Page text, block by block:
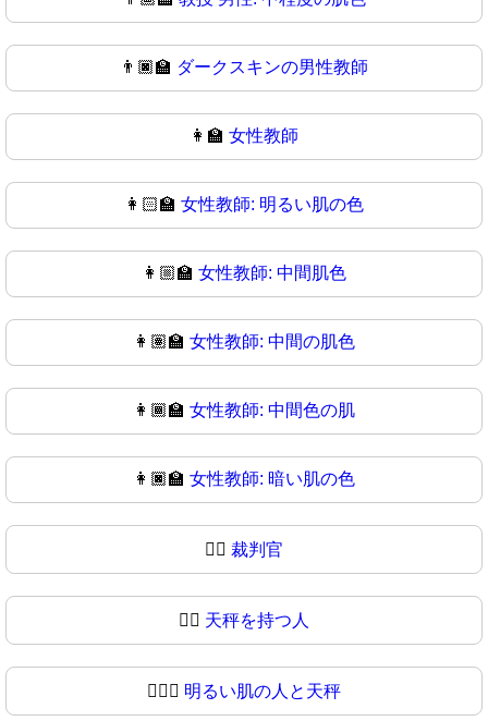
👨🏿‍🏫 ダークスキンの男性教師
👩‍🏫 女性教師
👩🏻‍🏫 女性教師: 明るい肌の色
👩🏼‍🏫 女性教師: 中間肌色
👩🏽‍🏫 女性教師: 中間の肌色
👩🏾‍🏫 女性教師: 中間色の肌
👩🏿‍🏫 女性教師: 暗い肌の色
🧑‍⚖️ 裁判官
🧑‍⚖ 天秤を持つ人
🧑🏻‍⚖️ 明るい肌の人と天秤